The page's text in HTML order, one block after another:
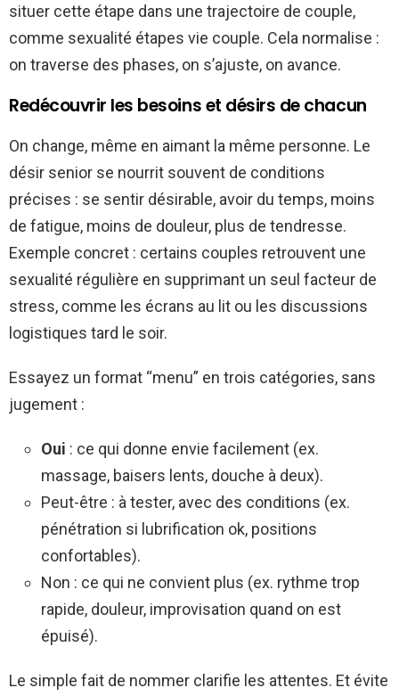
situer cette étape dans une trajectoire de couple,
comme sexualité étapes vie couple. Cela normalise :
on traverse des phases, on s’ajuste, on avance.
Redécouvrir les besoins et désirs de chacun
On change, même en aimant la même personne. Le
désir senior se nourrit souvent de conditions
précises : se sentir désirable, avoir du temps, moins
de fatigue, moins de douleur, plus de tendresse.
Exemple concret : certains couples retrouvent une
sexualité régulière en supprimant un seul facteur de
stress, comme les écrans au lit ou les discussions
logistiques tard le soir.
Essayez un format “menu” en trois catégories, sans
jugement :
Oui : ce qui donne envie facilement (ex.
massage, baisers lents, douche à deux).
Peut-être : à tester, avec des conditions (ex.
pénétration si lubrification ok, positions
confortables).
Non : ce qui ne convient plus (ex. rythme trop
rapide, douleur, improvisation quand on est
épuisé).
Le simple fait de nommer clarifie les attentes. Et évite